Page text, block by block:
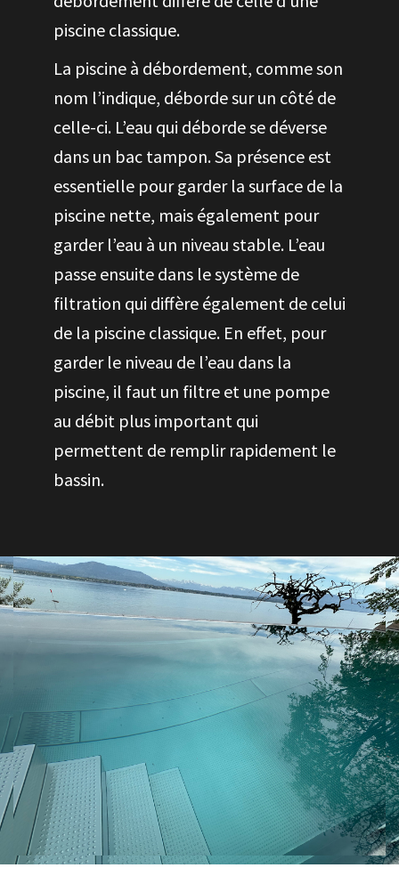
piscine classique.
La piscine à débordement, comme son
nom l’indique, déborde sur un côté de
celle-ci. L’eau qui déborde se déverse
dans un bac tampon. Sa présence est
essentielle pour garder la surface de la
piscine nette, mais également pour
garder l’eau à un niveau stable. L’eau
passe ensuite dans le système de
filtration qui diffère également de celui
de la piscine classique. En effet, pour
garder le niveau de l’eau dans la
piscine, il faut un filtre et une pompe
au débit plus important qui
permettent de remplir rapidement le
bassin.